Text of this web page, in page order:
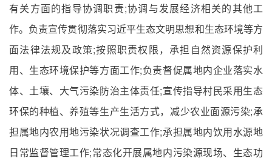
有关方面的指导协调职责;协调与发展经济相关的其他工
作。负责宣传贯彻落实习近平生态文明思想和生态环境等方
面法律法规及政策;按照职责权限，承担自然资源保护利
用、生态环境保护等方面工作;负责督促属地内企业落实水
体、土壤、大气污染防治主体责任;宣传指导村民采用生态
环保的种植、养殖等生产生活方式，减少农业面源污染;承
担属地内农用地污染状况调查工作;承担属地内饮用水源地
日常监督管理工作;常态化开展属地内污染源现场、生态功